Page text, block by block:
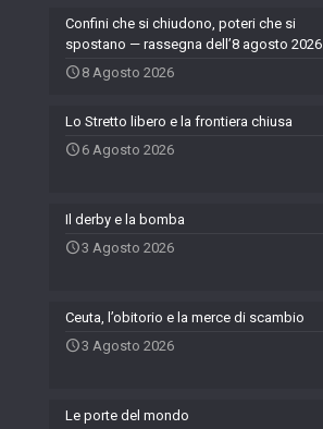
Confini che si chiudono, poteri che si
spostano — rassegna dell’8 agosto 2026
8 Agosto 2026
Lo Stretto libero e la frontiera chiusa
6 Agosto 2026
Il derby e la bomba
3 Agosto 2026
Ceuta, l’obitorio e la merce di scambio
3 Agosto 2026
Le porte del mondo